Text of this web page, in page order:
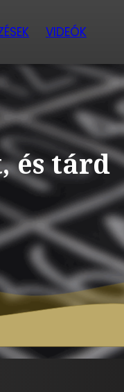
VIDEÓK
és tárd